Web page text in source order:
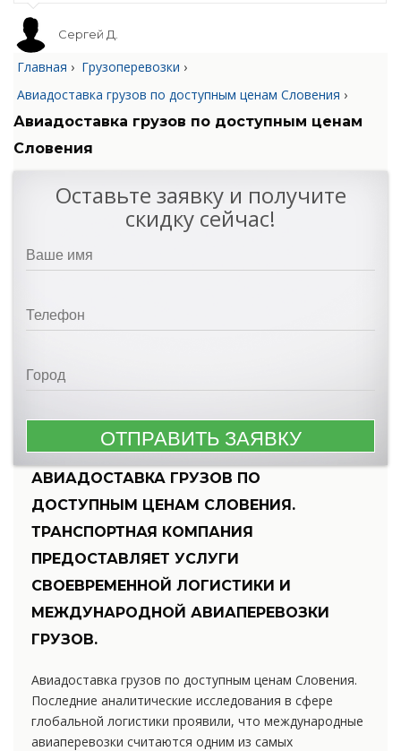
Сергей Д.
Главная › Грузоперевозки ›
Авиадоставка грузов по доступным ценам Словения ›
Авиадоставка грузов по доступным ценам
Словения
Оставьте заявку и получите
скидку сейчас!
АВИАДОСТАВКА ГРУЗОВ ПО
ДОСТУПНЫМ ЦЕНАМ СЛОВЕНИЯ.
ТРАНСПОРТНАЯ КОМПАНИЯ
ПРЕДОСТАВЛЯЕТ УСЛУГИ
СВОЕВРЕМЕННОЙ ЛОГИСТИКИ И
МЕЖДУНАРОДНОЙ АВИАПЕРЕВОЗКИ
ГРУЗОВ.
Авиадоставка грузов по доступным ценам Словения.
Последние аналитические исследования в сфере
глобальной логистики проявили, что международные
авиаперевозки считаются одним из самых